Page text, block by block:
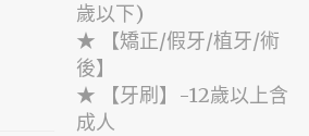
歲以下)
★ 【矯正/假牙/植牙/術
後】
★ 【牙刷】-12歲以上含
成人